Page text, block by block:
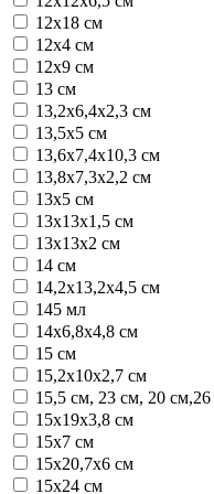
12х18 см
12х4 см
12х9 см
13 см
13,2х6,4х2,3 см
13,5x5 см
13,6x7,4x10,3 см
13,8х7,3х2,2 см
13x5 см
13х13х1,5 см
13х13х2 см
14 см
14,2x13,2x4,5 см
145 мл
14х6,8х4,8 см
15 см
15,2x10x2,7 см
15,5 см, 23 см, 20
15x19x3,8 см
15x7 см
15х20,7х6 см
15х24 см